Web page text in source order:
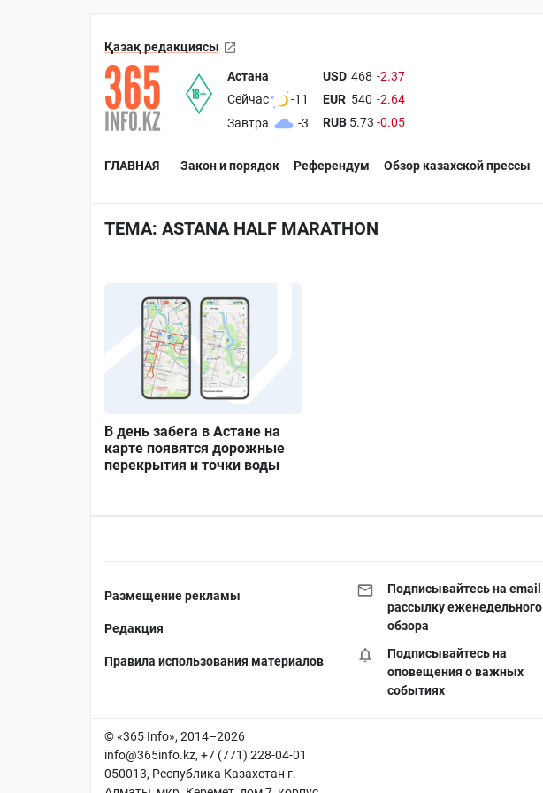
Қазақ редакциясы
Астана
Сейчас
-11
Завтра
-3
USD 468 -2.37
EUR 540 -2.64
RUB 5.73 -0.05
ГЛАВНАЯ Закон и порядок Референдум Обзор казахской прессы
ТЕМА: ASTANA HALF MARATHON
В день забега в Астане на
карте появятся дорожные
перекрытия и точки воды
Размещение рекламы
Редакция
Правила использования материалов
Подписывайтесь на email
рассылку еженедельного
обзора
Подписывайтесь на
оповещения о важных
событиях
© «365 Info», 2014–2026
info@365info.kz, +7 (771) 228-04-01
050013, Республика Казахстан г.